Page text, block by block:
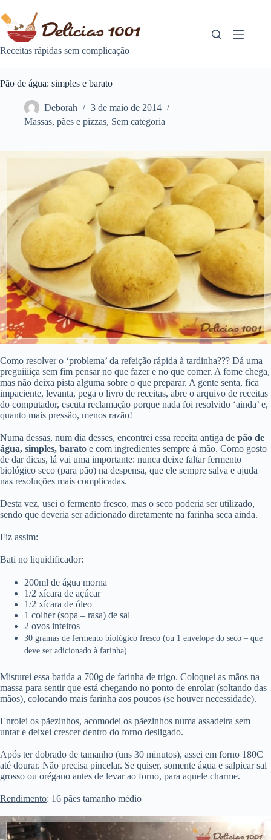
para
conteúdo
Receitas rápidas sem complicação
Pão de água: simples e barato
Deborah
3 de maio de 2014
Massas, pães e pizzas, Sem categoria
Como resolver o ‘problema’ da refeição rápida à tardinha??? Dá uma
preguiiiiça sem fim pensar no que fazer e no que comer. A fome chega,
mas não deixa pista alguma sobre o que preparar. A gente senta, fica
impaciente, levanta, pega o livro de receitas, abre o arquivo de receitas
do computador, escuta reclamação porque nada foi resolvido ‘ainda’ e,
quanto mais pressão, menos razão!
Numa dessas, num dia desses, encontrei essa receita antiga de pão de
água, simples, barato e com ingredientes sempre à mão. Como gosto
de dar dicas, lá vai uma importante: nunca deixe faltar fermento
biológico seco (para pão) na despensa, que ele sempre salva e ajuda
nas resoluções mais complicadas.
Desta vez, usei o fermento fresco, mas o seco poderia ser utilizado,
sendo que deveria ser adicionado diretamente na farinha seca ainda.
Fiz assim:
Bati no liquidificador:
200ml de água morna
1/2 xícara de açúcar
1/2 xícara de óleo
1 colher (sopa – rasa) de sal
2 ovos inteiros
30 gramas de fermento biológico fresco (ou 1 envelope do seco – que
deve ser adicionado à farinha)
Misturei essa batida a 700g de farinha de trigo. Coloquei as mãos na
massa para sentir que está chegando no ponto de enrolar (soltando das
mãos), colocando mais farinha aos poucos (se houver necessidade).
Enrolei os pãezinhos, acomodei os pãezinhos numa assadeira sem
untar e deixei crescer dentro do forno desligado.
Após ter dobrado de tamanho (uns 30 minutos), assei em forno 180C
até dourar. Não precisa pincelar. Se quiser, somente água e salpicar sal
grosso ou orégano antes de levar ao forno, para aquele charme.
Rendimento: 16 pães tamanho médio